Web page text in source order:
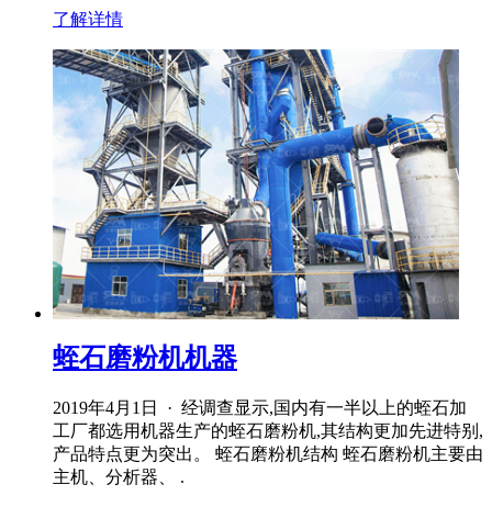
了解详情
蛭石磨粉机机器
2019年4月1日 · 经调查显示,国内有一半以上的蛭石加
工厂都选用机器生产的蛭石磨粉机,其结构更加先进特别,
产品特点更为突出。 蛭石磨粉机结构 蛭石磨粉机主要由
主机、分析器、 .